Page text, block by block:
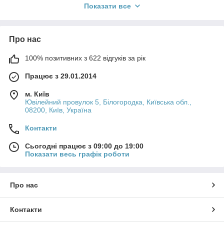
ЧОХЛИ ДЛЯ ZTE BLADE A35: НАДІЙНИЙ
СМАРТФОНУ
Різноманітність чохлів для ZTE Blade A35: від
мінімалізму до преміальних рішень
Чохли для ZTE Blade A35 – це не просто захист для вашого
Показати все
Про нас
100% позитивних з 622 відгуків за рік
Працює з 29.01.2014
м. Київ
Ювілейний провулок 5, Білогородка, Київська обл.,
08200, Київ, Україна
Контакти
Сьогодні працює з 09:00 до 19:00
Показати весь графік роботи
Про нас
Контакти